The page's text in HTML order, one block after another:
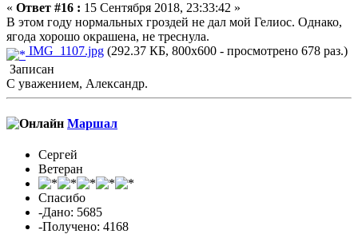
« Ответ #16 : 15 Сентября 2018, 23:33:42 »
В этом году нормальных гроздей не дал мой Гелиос. Однако,
ягода хорошо окрашена, не треснула.
IMG_1107.jpg (292.37 КБ, 800x600 - просмотрено 678 раз.)
Записан
С уважением, Александр.
Маршал
Сергей
Ветеран
Спасибо
-Дано: 5685
-Получено: 4168